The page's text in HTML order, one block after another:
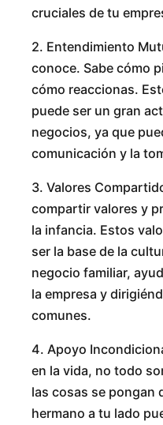
cruciales de tu
2. Entendimiento
conoce. Sabe cómo
cómo reaccionas.
puede ser un gran
negocios, ya que
comunicación y la
3. Valores
compartir valores y
la infancia. Estos
ser la base de la
negocio familiar,
la empresa y
comunes.
4. Apoyo
en la vida, no todo
las cosas se pongan
hermano a tu lado